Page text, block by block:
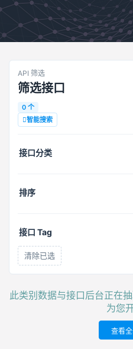
API 筛选
筛选接口
0 个
智能搜索
接口分类
排序
接口 Tag
清除已选
此类别数据与接口后台正在
为您
查看